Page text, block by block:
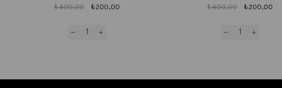
₺200,00
₺400,00
PUDRA₺200,00
₺400,00